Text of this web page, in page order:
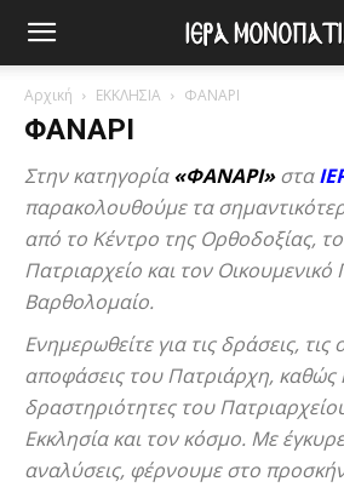
Αρχική ΕΚΚΛΗΣΙΑ ΦΑΝΑΡΙ
ΦΑΝΑΡΙ
Στην κατηγορία«ΦΑΝΑΡΙ»στα
παρακολουθούμε τα
από το Κέντρο της Ορθοδοξίας,
Πατριαρχείο και τον
Βαρθολομαίο.
Ενημερωθείτε για τις δράσεις, τις
αποφάσεις του Πατριάρχη, καθώς
δραστηριότητες του
Εκκλησία και τον κόσμο. Με
αναλύσεις, φέρνουμε στο